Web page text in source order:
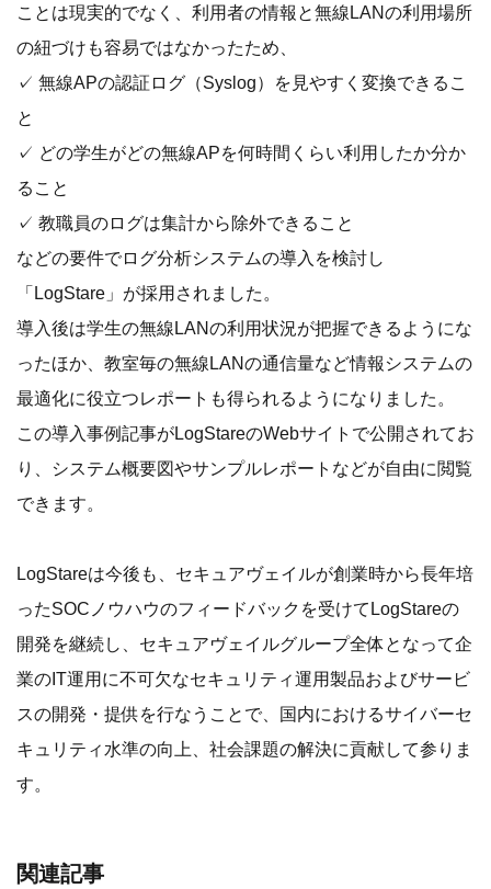
ことは現実的でなく、利用者の情報と無線LANの利用場所
の紐づけも容易ではなかったため、
✓ 無線APの認証ログ（Syslog）を見やすく変換できるこ
と​
✓ どの学生がどの無線APを何時間くらい利用したか分か
ること​
✓ 教職員のログは集計から除外できること​
などの要件でログ分析システムの導入を検討し
「LogStare」が採用されました。
導入後は学生の無線LANの利用状況が把握できるようにな
ったほか、教室毎の無線LANの通信量など情報システムの
最適化に役立つレポートも得られるようになりました。​
この導入事例記事がLogStareのWebサイトで公開されてお
り、システム概要図やサンプルレポートなどが自由に閲覧
できます。
LogStareは今後も、セキュアヴェイルが創業時から長年培
ったSOCノウハウのフィードバックを受けてLogStareの
開発を継続し、セキュアヴェイルグループ全体となって企
業のIT運用に不可欠なセキュリティ運用製品およびサービ
スの開発・提供を行なうことで、国内におけるサイバーセ
キュリティ水準の向上、社会課題の解決に貢献して参りま
す。
関連記事